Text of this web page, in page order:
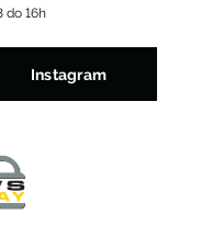
do 16h
Instagram